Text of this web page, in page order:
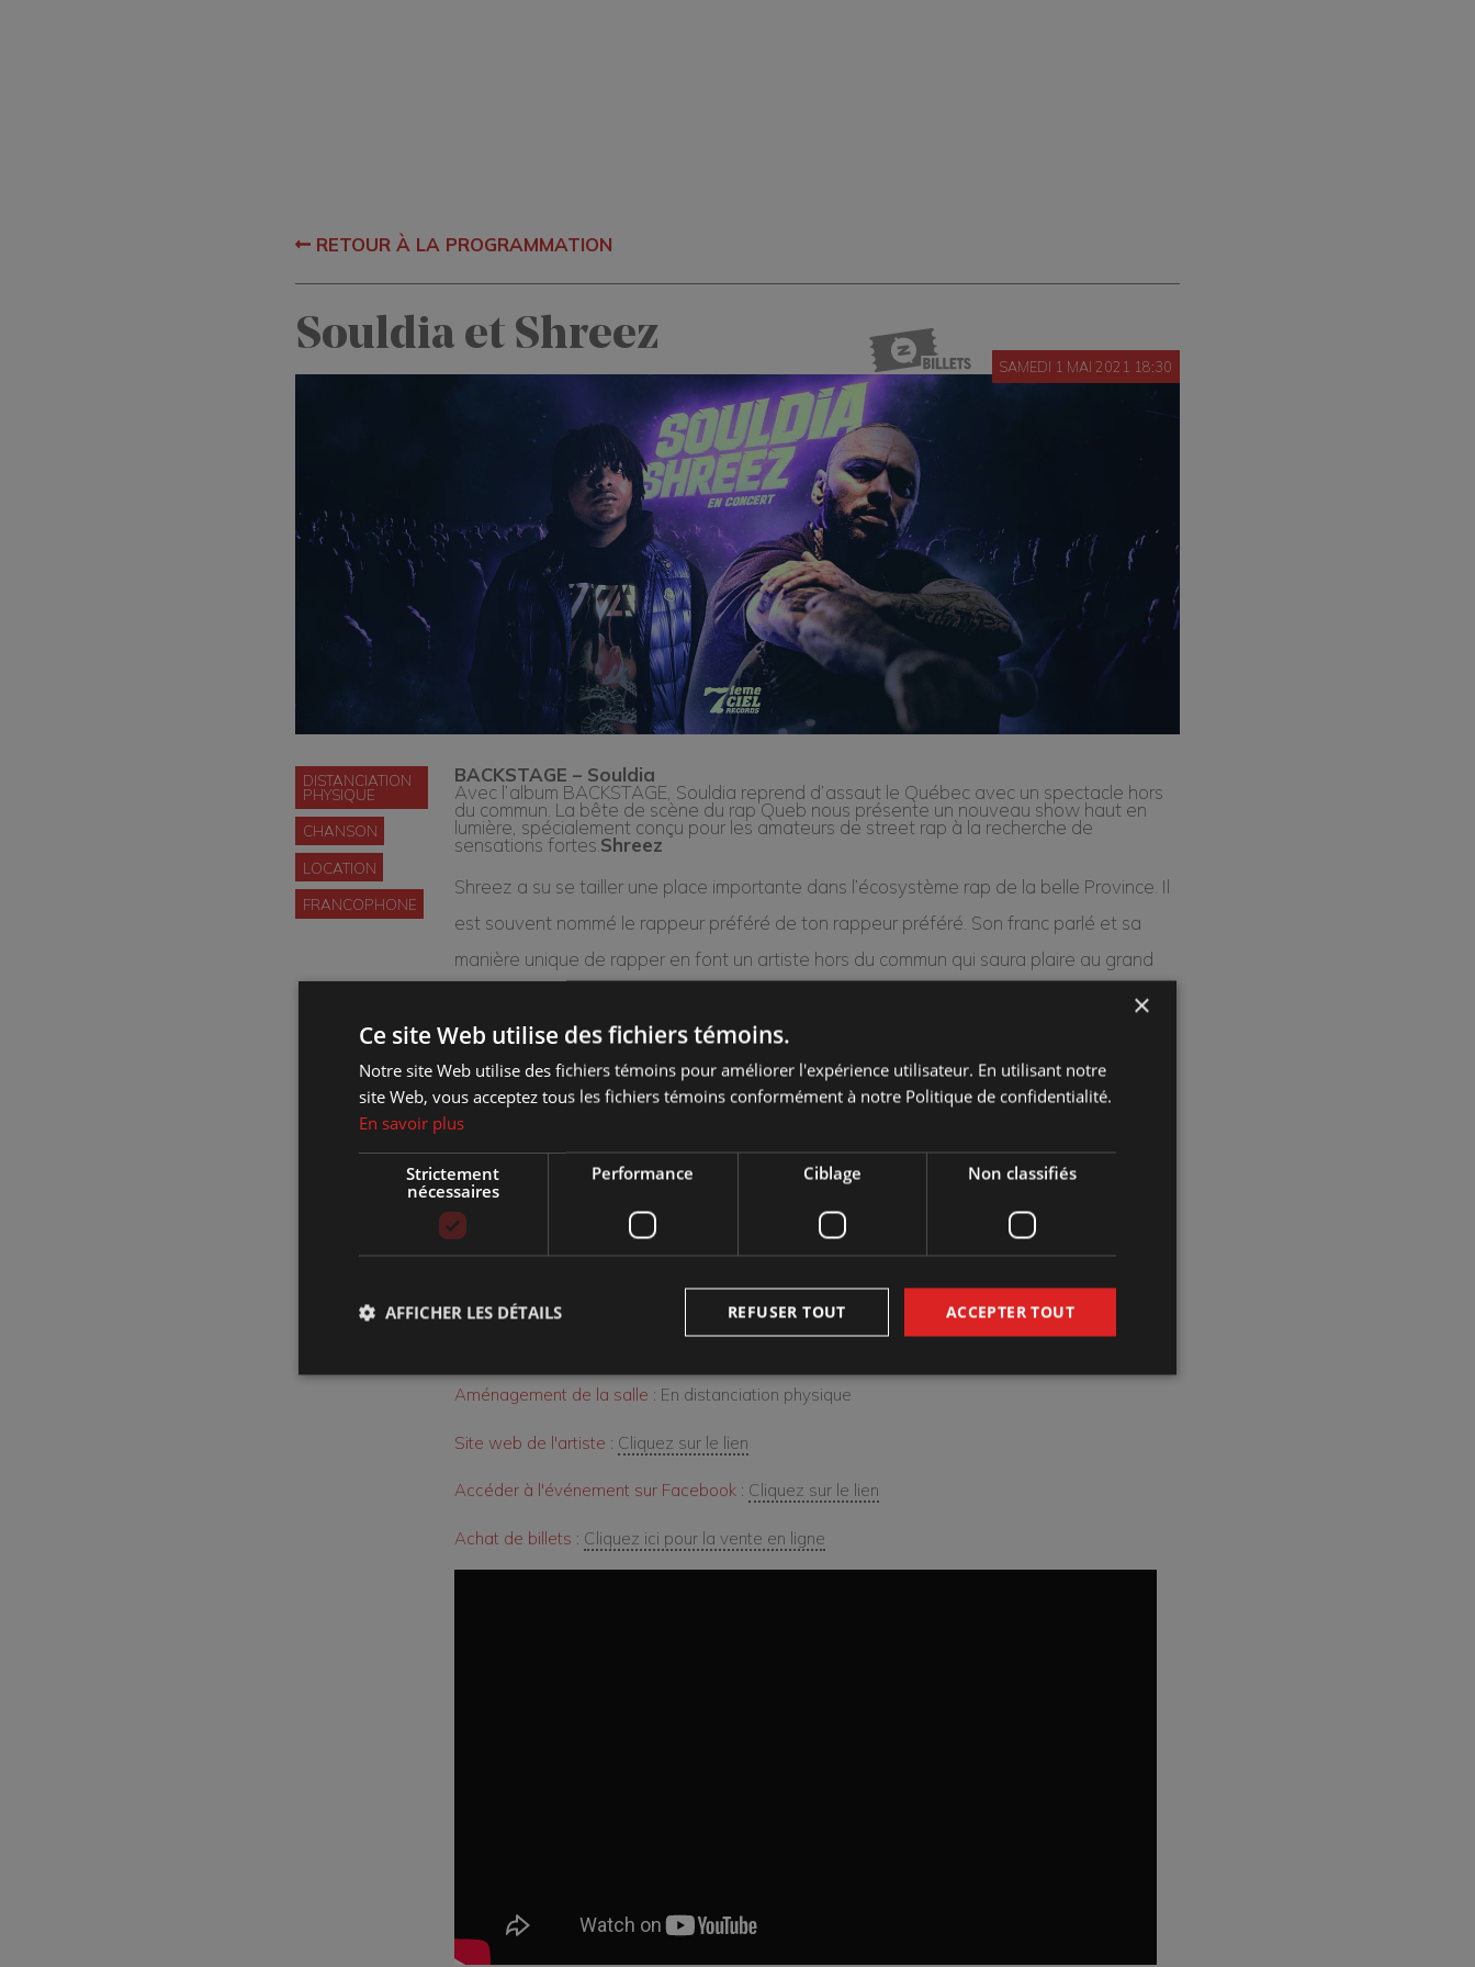
RETOUR À LA PROGRAMMATION
Souldia et Shreez
DISTANCIATION
PHYSIQUE
CHANSON
LOCATION
FRANCOPHONE
BACKSTAGE – Souldia
Avec l’album BACKSTAGE, Souldia reprend d’assaut le Québec avec un spectacle hors
du commun. La bête de scène du rap Queb nous présente un nouveau show haut en
lumière, spécialement conçu pour les amateurs de street rap à la recherche de
sensations fortes. Shreez
Shreez a su se tailler une place importante dans l’écosystème rap de la belle Province. Il
est souvent nommé le rappeur préféré de ton rappeur préféré. Son franc parlé et sa
manière unique de rapper en font un artiste hors du commun qui saura plaire au grand
18 H 00 : Ouverture des portes de la salle
18 H 30 : Shreez
19 H 00 : Souldia
Où :Marché des arts Desjardins - Salle Georges-Codling
Quand :samedi 1 mai 2021 18:30
Combien :
SAMEDI 1 MAI 2021 18:30
Aménagement de la salle : En distanciation physique
Site web de l'artiste : Cliquez sur le lien
Accéder à l'événement sur Facebook : Cliquez sur le lien
Achat de billets : Cliquez ici pour la vente en ligne
×
Ce site Web utilise des fichiers témoins.
Notre site Web utilise des fichiers témoins pour améliorer l'expérience utilisateur. En utilisant notre
site Web, vous acceptez tous les fichiers témoins conformément à notre Politique de confidentialité.
En savoir plus
Strictement
nécessaires
Performance Ciblage Non classifiés
ACCEPTER TOUT
REFUSER TOUT
AFFICHER LES DÉTAILS